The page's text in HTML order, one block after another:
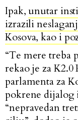
Ipak, unutar
izrazili
Kosova, kao i
“Te mere treba
rekao je za
parlamenta za
pokrene dijalog
“nepravedan